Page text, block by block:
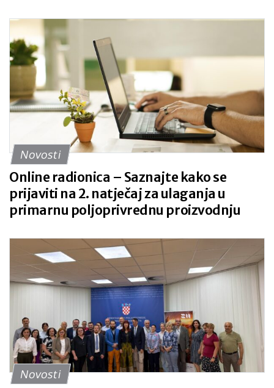
Novosti
Online radionica – Saznajte kako se
prijaviti na 2. natječaj za ulaganja u
primarnu poljoprivrednu proizvodnju
Novosti